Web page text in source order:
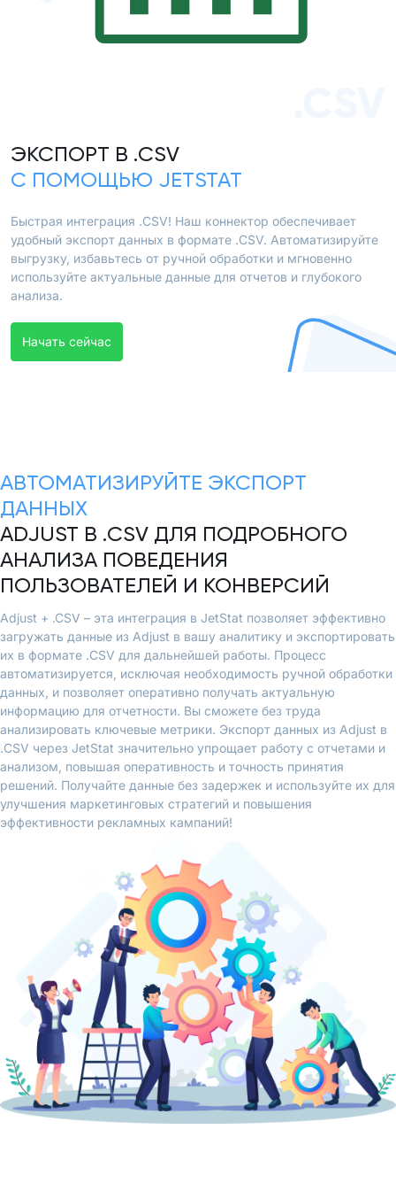
ЭКСПОРТ В .CSV
С ПОМОЩЬЮ JETSTAT
Быстрая интеграция .CSV! Наш коннектор обеспечивает
удобный экспорт данных в формате .CSV. Автоматизируйте
выгрузку, избавьтесь от ручной обработки и мгновенно
используйте актуальные данные для отчетов и глубокого
анализа.
Начать сейчас
АВТОМАТИЗИРУЙТЕ ЭКСПОРТ
ДАННЫХ
ADJUST В .CSV ДЛЯ ПОДРОБНОГО
АНАЛИЗА ПОВЕДЕНИЯ
ПОЛЬЗОВАТЕЛЕЙ И КОНВЕРСИЙ
Adjust + .CSV – эта интеграция в JetStat позволяет эффективно
загружать данные из Adjust в вашу аналитику и экспортировать
их в формате .CSV для дальнейшей работы. Процесс
автоматизируется, исключая необходимость ручной обработки
данных, и позволяет оперативно получать актуальную
информацию для отчетности. Вы сможете без труда
анализировать ключевые метрики. Экспорт данных из Adjust в
.CSV через JetStat значительно упрощает работу с отчетами и
анализом, повышая оперативность и точность принятия
решений. Получайте данные без задержек и используйте их для
улучшения маркетинговых стратегий и повышения
эффективности рекламных кампаний!